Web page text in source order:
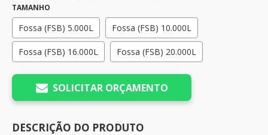
TAMANHO
Fossa (FSB) 5.000L Fossa (FSB) 10.000L
Fossa (FSB) 16.000L Fossa (FSB) 20.000L
SOLICITAR ORÇAMENTO
DESCRIÇÃO DO PRODUTO